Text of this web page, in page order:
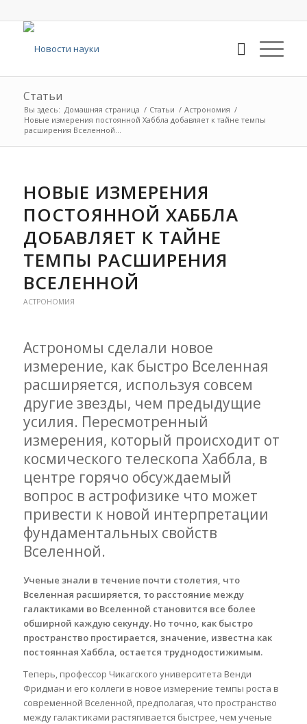
Статьи
Вы здесь: Домашняя страница / Статьи / Астрономия /
Новые измерения постоянной Хаббла добавляет к тайне темпы
расширения Вселенной...
НОВЫЕ ИЗМЕРЕНИЯ
ПОСТОЯННОЙ ХАББЛА
ДОБАВЛЯЕТ К ТАЙНЕ
ТЕМПЫ РАСШИРЕНИЯ
ВСЕЛЕННОЙ
АСТРОНОМИЯ
Астрономы сделали новое
измерение, как быстро Вселенная
расширяется, используя совсем
другие звезды, чем предыдущие
усилия. Пересмотренный
измерения, который происходит от
космического телескопа Хаббла, в
центре горячо обсуждаемый
вопрос в астрофизике что может
привести к новой интерпретации
фундаментальных свойств
Вселенной.
Ученые знали в течение почти столетия, что
Вселенная расширяется, то расстояние между
галактиками во Вселенной становится все более
обширной каждую секунду. Но точно, как быстро
пространство простирается, значение, известна как
постоянная Хаббла, остается труднодостижимым.
Теперь, профессор Чикагского университета Венди
Фридман и его коллеги в новое измерение темпы роста в
современной Вселенной, предполагая, что пространство
между галактиками растягивается быстрее, чем ученые